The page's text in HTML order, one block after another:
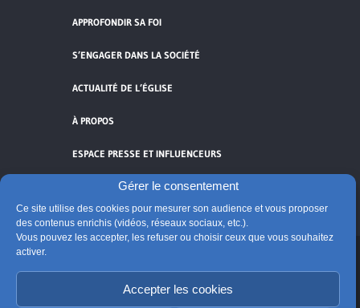
Gérer le consentement
Ce site utilise des cookies pour mesurer son audience et vous proposer
des contenus enrichis (vidéos, réseaux sociaux, etc.).
Vous pouvez les accepter, les refuser ou choisir ceux que vous souhaitez
activer.
Accepter les cookies
APPROFONDIR SA FOI
S’ENGAGER DANS LA SOCIÉTÉ
ACTUALITÉ DE L’ÉGLISE
À PROPOS
ESPACE PRESSE ET INFLUENCEURS
Cliquez pour accepter les cookies de
vidéos et réseaux sociaux et activer ce